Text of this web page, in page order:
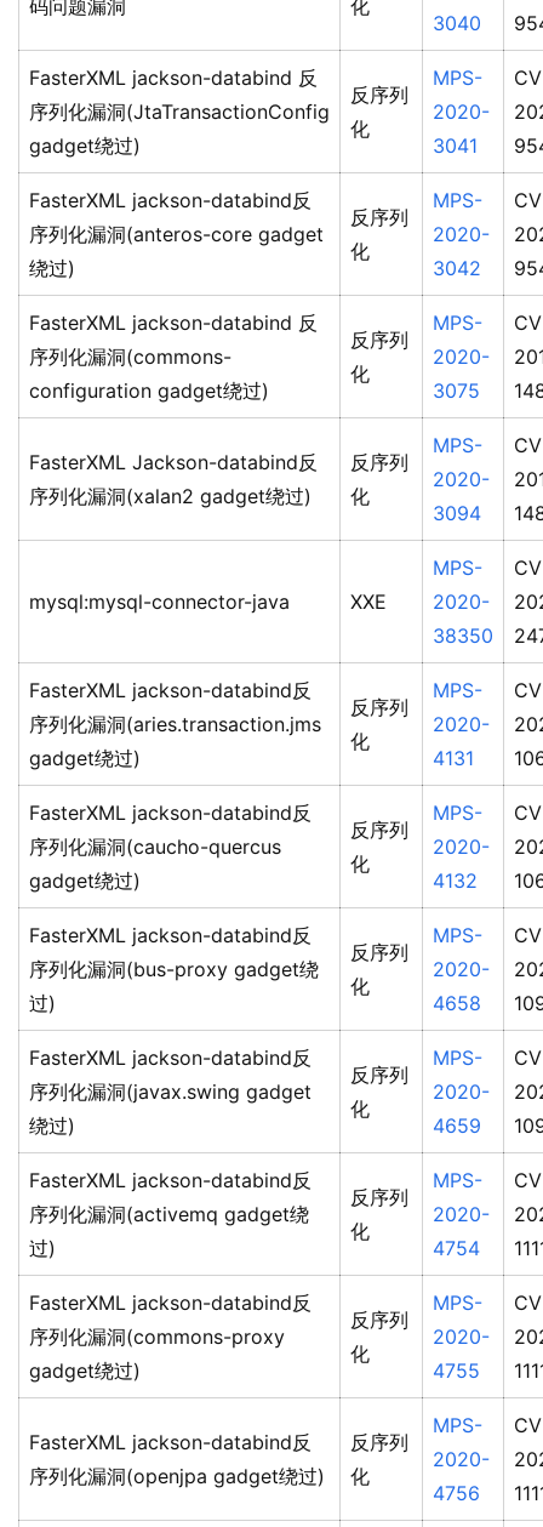
码问题漏洞
化
3040
FasterXML jackson-databind 反
序列化漏洞(JtaTransactionConfig
gadget绕过)
反序列
化
MPS-
2020-
3041
FasterXML jackson-databind反
序列化漏洞(anteros-core gadget
绕过)
反序列
化
MPS-
2020-
3042
FasterXML jackson-databind 反
序列化漏洞(commons-
configuration gadget绕过)
反序列
化
MPS-
2020-
3075
FasterXML Jackson-databind反
序列化漏洞(xalan2 gadget绕过)
反序列
化
MPS-
2020-
3094
mysql:mysql-connector-java XXE
MPS-
2020-
38350
FasterXML jackson-databind反
序列化漏洞(aries.transaction.jms
gadget绕过)
反序列
化
MPS-
2020-
4131
FasterXML jackson-databind反
序列化漏洞(caucho-quercus
gadget绕过)
反序列
化
MPS-
2020-
4132
FasterXML jackson-databind反
序列化漏洞(bus-proxy gadget绕
过)
反序列
化
MPS-
2020-
4658
FasterXML jackson-databind反
序列化漏洞(javax.swing gadget
绕过)
反序列
化
MPS-
2020-
4659
FasterXML jackson-databind反
序列化漏洞(activemq gadget绕
过)
反序列
化
MPS-
2020-
4754
FasterXML jackson-databind反
序列化漏洞(commons-proxy
gadget绕过)
反序列
化
MPS-
2020-
4755
FasterXML jackson-databind反
序列化漏洞(openjpa gadget绕过)
反序列
化
MPS-
2020-
4756